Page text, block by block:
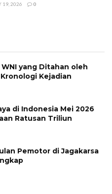
19, 2026 0
yang Ditahan oleh
Kejadian
di Indonesia Mei 2026
Ratusan Triliun
Pemotor di Jagakarsa